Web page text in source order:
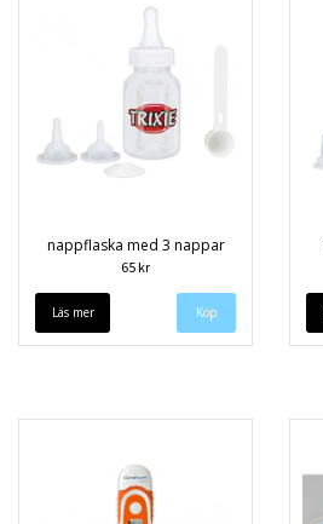
nappflaska med 3 nappar
65 kr
Läs mer